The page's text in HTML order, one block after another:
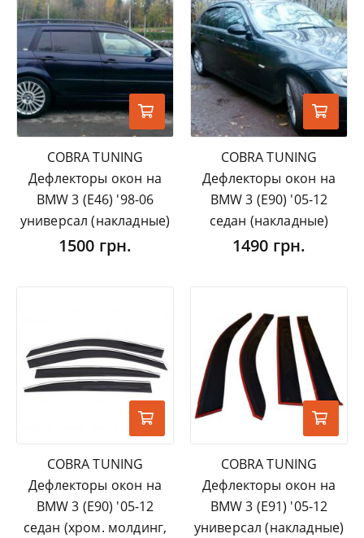
COBRA TUNING
Дефлекторы окон на
BMW 3 (E46) '98-06
универсал (накладные)
1500 грн.
COBRA TUNING
Дефлекторы окон на
BMW 3 (E90) '05-12
седан (накладные)
1490 грн.
COBRA TUNING
Дефлекторы окон на
BMW 3 (E90) '05-12
седан (хром. молдинг,
COBRA TUNING
Дефлекторы окон на
BMW 3 (E91) '05-12
универсал (накладные)